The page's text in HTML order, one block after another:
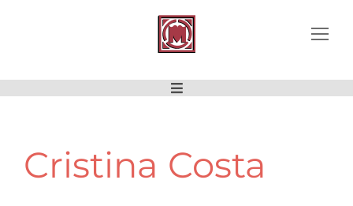
Cristina Costa